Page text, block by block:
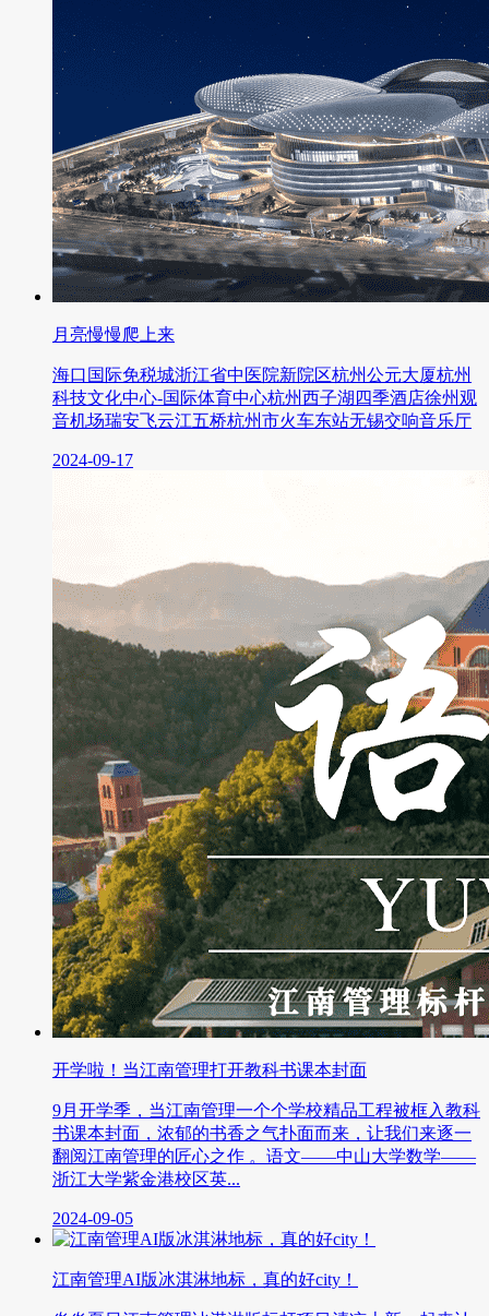
月亮慢慢爬上来
海口国际免税城浙江省中医院新院区杭州公元大厦杭州
科技文化中心-国际体育中心杭州西子湖四季酒店徐州观
音机场瑞安飞云江五桥杭州市火车东站无锡交响音乐厅
2024-09-17
开学啦！当江南管理打开教科书课本封面
9月开学季，当江南管理一个个学校精品工程被框入教科
书课本封面，浓郁的书香之气扑面而来，让我们来逐一
翻阅江南管理的匠心之作 。语文——中山大学数学——
浙江大学紫金港校区英...
2024-09-05
江南管理AI版冰淇淋地标，真的好city！